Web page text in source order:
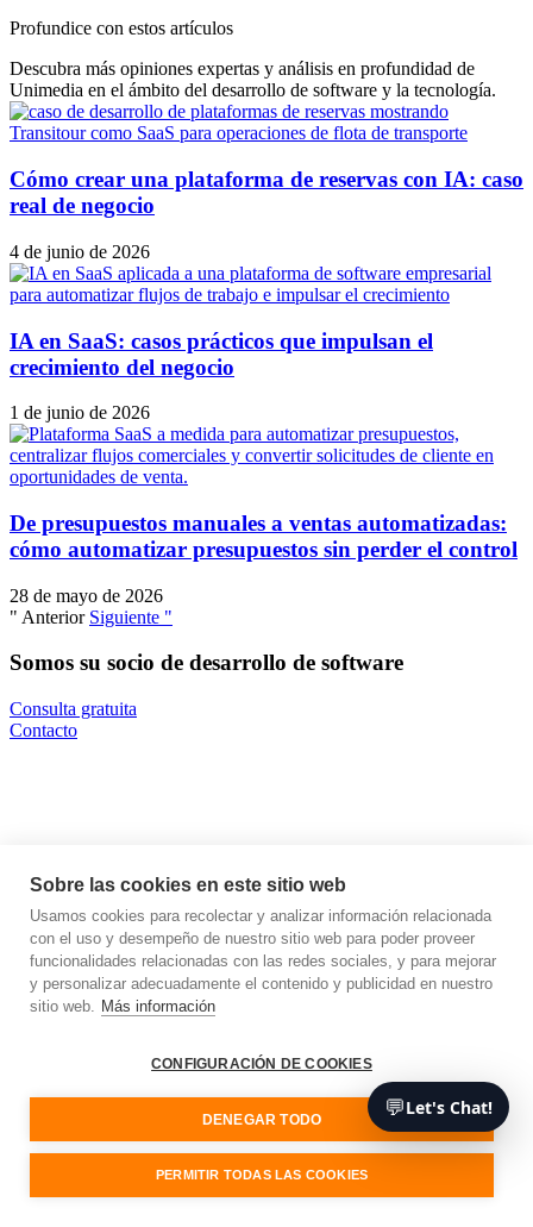
Profundice con estos artículos
Descubra más opiniones expertas y análisis en profundidad de
Unimedia en el ámbito del desarrollo de software y la tecnología.
Cómo crear una plataforma de reservas con IA: caso
real de negocio
4 de junio de 2026
IA en SaaS: casos prácticos que impulsan el
crecimiento del negocio
1 de junio de 2026
De presupuestos manuales a ventas automatizadas:
cómo automatizar presupuestos sin perder el control
28 de mayo de 2026
" Anterior Siguiente "
Somos su socio de desarrollo de software
Consulta gratuita
Contacto
💬Let's Chat!
Sobre las cookies en este sitio web
Usamos cookies para recolectar y analizar información relacionada
con el uso y desempeño de nuestro sitio web para poder proveer
funcionalidades relacionadas con las redes sociales, y para mejorar
y personalizar adecuadamente el contenido y publicidad en nuestro
sitio web. Más información
CONFIGURACIÓN DE COOKIES
DENEGAR TODO
PERMITIR TODAS LAS COOKIES